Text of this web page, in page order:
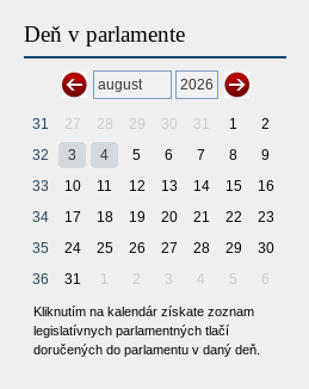
Deň v parlamente
31 27 28 29 30 31 1
2
32
3 4 5 6 7 8
9
33
10 11 12 13 14 15
16
34
17 18 19 20 21 22
23
35
24 25 26 27 28 29
30
36
31 1 2 3 4 5 6
Kliknutím na kalendár získate zoznam
legislatívnych parlamentných tlačí
doručených do parlamentu v daný deň.